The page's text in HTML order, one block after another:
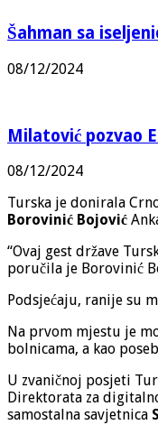
Šahman sa
08/12/2024
Milatović pozvao
08/12/2024
Turska je donirala
Borovinić Bojović
“Ovaj gest države
poručila je Borovinić
Podsjećaju, ranije su
Na prvom mjestu je
bolnicama, a kao
U zvaničnoj posjeti
Direktorata za
samostalna savjetnica